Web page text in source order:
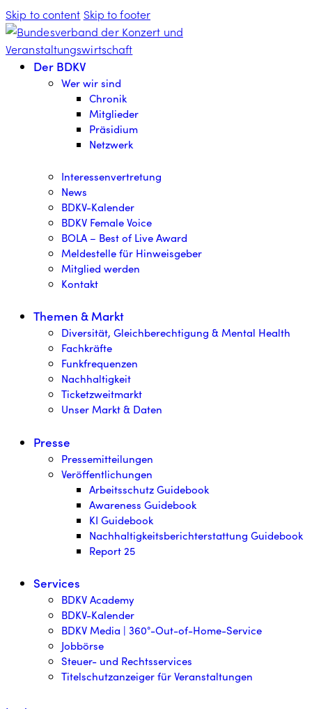
Skip to content Skip to footer
Der BDKV
Wer wir sind
Chronik
Mitglieder
Präsidium
Netzwerk
Interessenvertretung
News
BDKV-Kalender
BDKV Female Voice
BOLA – Best of Live Award
Meldestelle für Hinweisgeber
Mitglied werden
Kontakt
Themen & Markt
Diversität, Gleichberechtigung & Mental Health
Fachkräfte
Funkfrequenzen
Nachhaltigkeit
Ticketzweitmarkt
Unser Markt & Daten
Presse
Pressemitteilungen
Veröffentlichungen
Arbeitsschutz Guidebook
Awareness Guidebook
KI Guidebook
Nachhaltigkeitsberichterstattung Guidebook
Report 25
Services
BDKV Academy
BDKV-Kalender
BDKV Media | 360°-Out-of-Home-Service
Jobbörse
Steuer- und Rechtsservices
Titelschutzanzeiger für Veranstaltungen